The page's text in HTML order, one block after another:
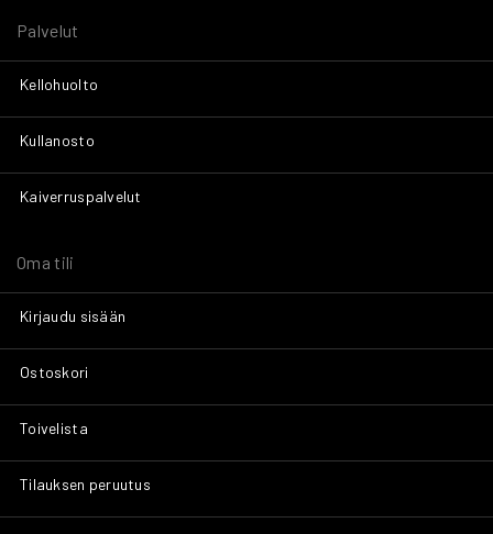
Palvelut
Kellohuolto
Kullanosto
Kaiverruspalvelut
Oma tili
Kirjaudu sisään
Ostoskori
Toivelista
Tilauksen peruutus